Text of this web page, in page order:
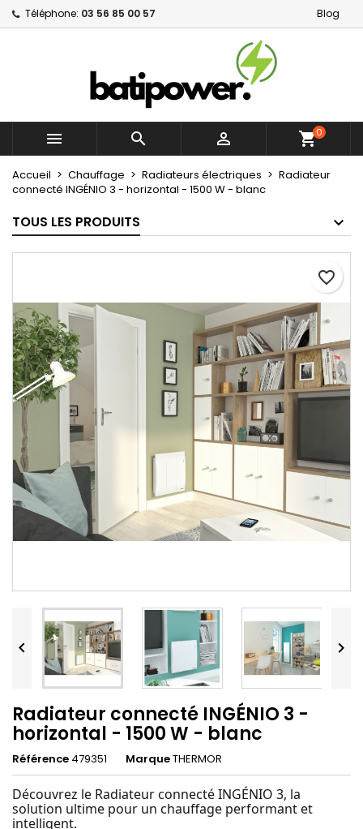
Téléphone: 03 56 85 00 57 Blog
   shopping_cart0
Accueil Chauffage Radiateurs électriques
Radiateur
connecté INGÉNIO 3 - horizontal - 1500 W - blanc
TOUS LES PRODUITS
favorite_border
 
Radiateur connecté INGÉNIO 3 -
horizontal - 1500 W - blanc
Référence 479351 MarqueTHERMOR
Découvrez le Radiateur connecté INGÉNIO 3, la
solution ultime pour un chauffage performant et
intelligent.
Mes listes d'envies ×
Créer une nouvelle liste
Créer une liste d'envies ×
Nom de la liste d'envies
Annuler Créer une liste d'envies
Connexion ×
Vous devez être connecté pour ajouter des produits
à votre liste d'envies.
Annuler Connexion